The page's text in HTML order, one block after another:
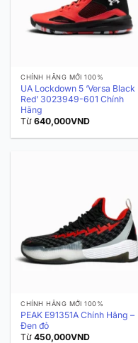
CHÍNH HÃNG MỚI 100%
UA Lockdown 5 ‘Versa Black
Red’ 3023949-601 Chính
Hãng
Từ640,000VND
CHÍNH HÃNG MỚI 100%
PEAK E91351A Chính Hãng –
Đen đỏ
Từ450,000VND